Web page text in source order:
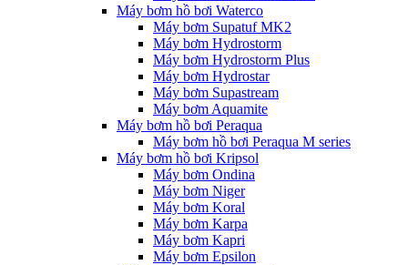
Máy bơm hồ bơi Waterco
Máy bơm Supatuf MK2
Máy bơm Hydrostorm
Máy bơm Hydrostorm Plus
Máy bơm Hydrostar
Máy bơm Supastream
Máy bơm Aquamite
Máy bơm hồ bơi Peraqua
Máy bơm hồ bơi Peraqua M series
Máy bơm hồ bơi Kripsol
Máy bơm Ondina
Máy bơm Niger
Máy bơm Koral
Máy bơm Karpa
Máy bơm Kapri
Máy bơm Epsilon